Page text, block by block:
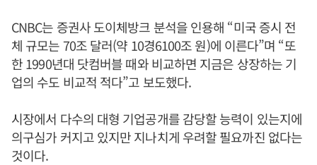
CNBC는 증권사 도이체방크 분석을 인용해 “미국 증시 전
체 규모는 70조 달러(약 10경6100조 원)에 이른다”며 “또
한 1990년대 닷컴버블 때와 비교하면 지금은 상장하는 기
업의 수도 비교적 적다”고 보도했다.
시장에서 다수의 대형 기업공개를 감당할 능력이 있는지에
의구심가 커지고 있지만 지나치게 우려할 필요까진 없다는
것이다.